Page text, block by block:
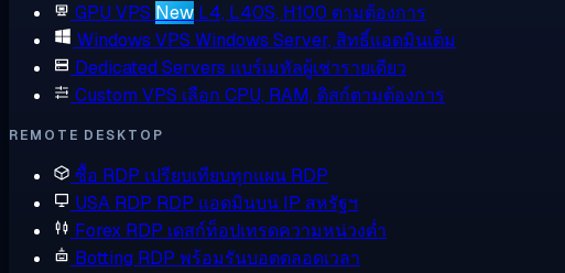
GPU VPS New L4, L40S, H100 ตามต้องการ
Windows VPS Windows Server, สิทธิ์แอดมินเต็ม
Dedicated Servers แบร์เมทัลผู้เช่ารายเดียว
Custom VPS เลือก CPU, RAM, ดิสก์ตามต้องการ
REMOTE DESKTOP
ซื้อ RDP เปรียบเทียบทุกแผน RDP
USA RDP RDP แอดมินบน IP สหรัฐฯ
Forex RDP เดสก์ท็อปเทรดความหน่วงต่ำ
Botting RDP พร้อมรันบอตตลอดเวลา